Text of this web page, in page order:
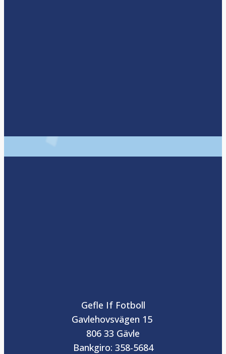
Gefle If Fotboll
Gavlehovsvägen 15
806 33 Gävle
Bankgiro: 358-5684